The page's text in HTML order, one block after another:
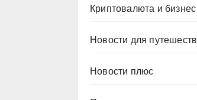
Криптовалюта и бизнес
Новости для
Новости плюс